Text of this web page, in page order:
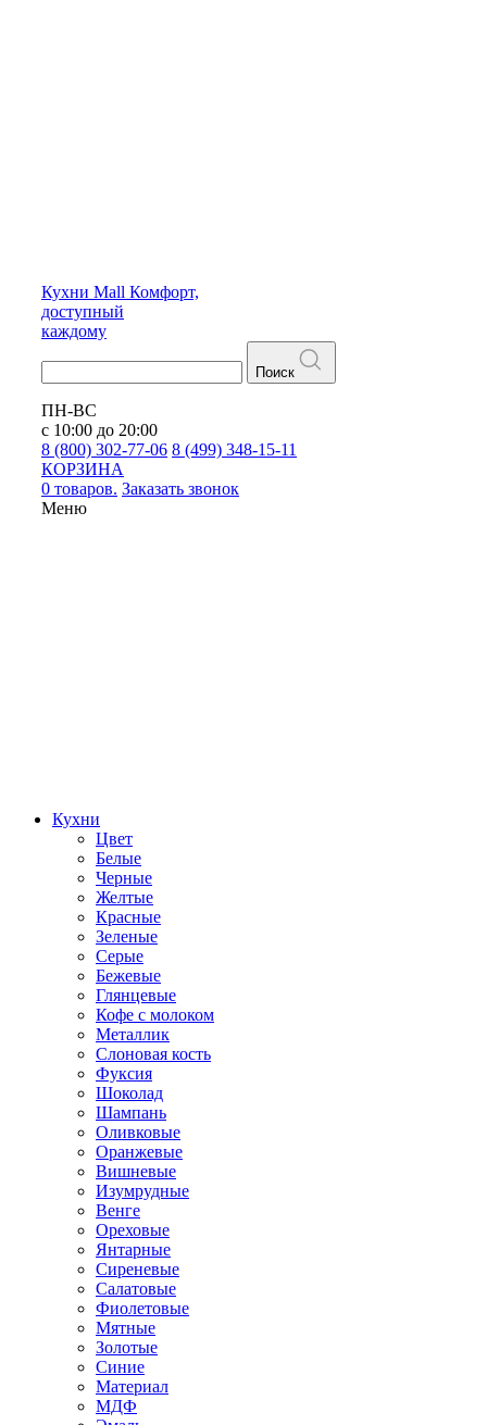
Кухни Mall Комфорт,
доступный
каждому
Поиск
ПН-ВС
с 10:00 до 20:00
8 (800) 302-77-06 8 (499) 348-15-11
КОРЗИНА
0 товаров. Заказать звонок
Меню
Кухни
Цвет
Белые
Черные
Желтые
Красные
Зеленые
Серые
Бежевые
Глянцевые
Кофе с молоком
Металлик
Слоновая кость
Фуксия
Шоколад
Шампань
Оливковые
Оранжевые
Вишневые
Изумрудные
Венге
Ореховые
Янтарные
Сиреневые
Салатовые
Фиолетовые
Мятные
Золотые
Синие
Материал
МДФ